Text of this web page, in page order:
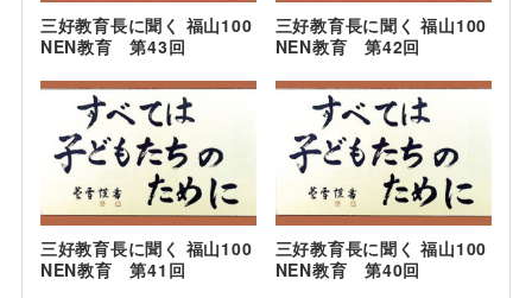
三好教育長に聞く 福山100
NEN教育 第43回
三好教育長に聞く 福山100
NEN教育 第42回
三好教育長に聞く 福山100
NEN教育 第41回
三好教育長に聞く 福山100
NEN教育 第40回